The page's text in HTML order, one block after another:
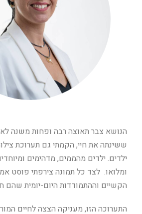
הנושא צבר תאוצה רבה ופחות משנה
ילדים. ילדים מהממים, מדהימים
ומלואו. לצד כל תמונה צירפתי פוסט
הקשיים וההתמודדות היום-יומית שהם
התערוכה הזו, מעניקה הצצה לחיים